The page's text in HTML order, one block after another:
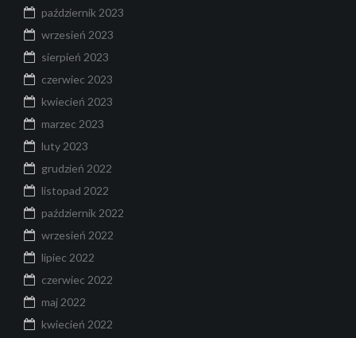
październik 2023
wrzesień 2023
sierpień 2023
czerwiec 2023
kwiecień 2023
marzec 2023
luty 2023
grudzień 2022
listopad 2022
październik 2022
wrzesień 2022
lipiec 2022
czerwiec 2022
maj 2022
kwiecień 2022